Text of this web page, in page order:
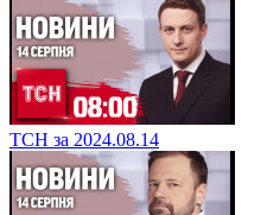
ТСН за 2024.08.14